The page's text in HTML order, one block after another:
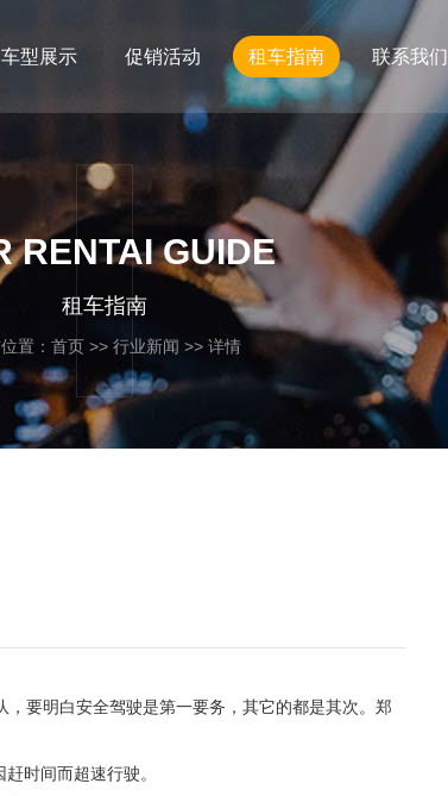
车型展示 促销活动 租车指南 联系我们
RENTAI GUIDE
租车指南
置： 首页 >> 行业新闻 >> 详情
要明白安全驾驶是第一要务，其它的都是其次。郑
时间而超速行驶。